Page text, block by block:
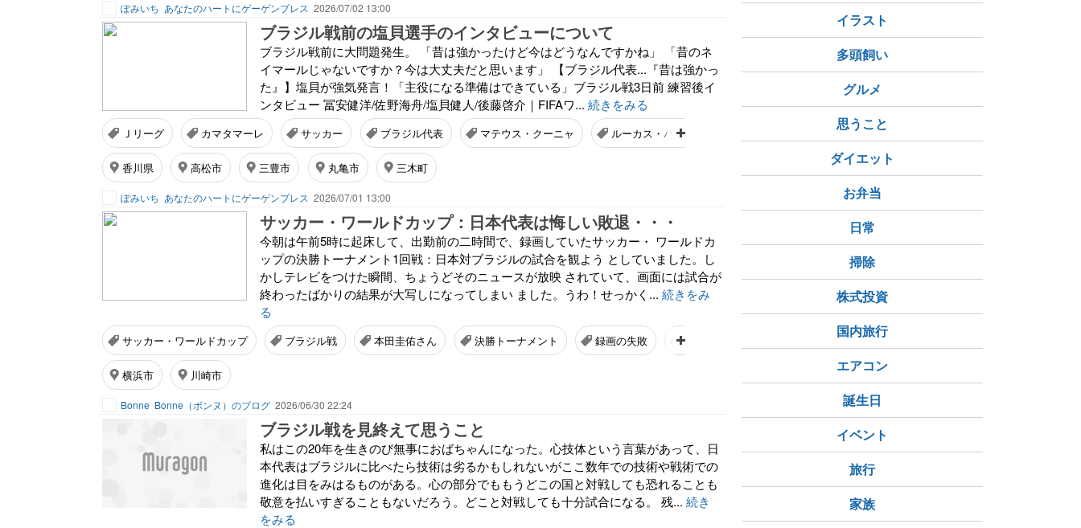
ぽみいち あなたのハートにゲーゲンプレス 2026/07/02 13:00
ブラジル戦前の塩貝選手のインタビューについて
ブラジル戦前に大問題発生。 「昔は強かったけど今はどうなんですかね」 「昔のネ
イマールじゃないですか？今は大丈夫だと思います」 【ブラジル代表...『昔は強かっ
た』】塩貝が強気発言！「主役になる準備はできている」ブラジル戦3日前 練習後イ
ンタビュー 冨安健洋/佐野海舟/塩貝健人/後藤啓介｜FIFAワ... 続きをみる
Ｊリーグ カマタマーレ サッカー ブラジル代表 マテウス・クーニャ ルーカス・パケタ ガブリエウ・マガリャンイス
香川県 高松市 三豊市 丸亀市 三木町
ぽみいち あなたのハートにゲーゲンプレス 2026/07/01 13:00
サッカー・ワールドカップ：日本代表は悔しい敗退・・・
今朝は午前5時に起床して、出勤前の二時間で、録画していたサッカー・ ワールドカ
ップの決勝トーナメント1回戦：日本対ブラジルの試合を観よう としていました。し
かしテレビをつけた瞬間、ちょうどそのニュースが放映 されていて、画面には試合が
終わったばかりの結果が大写しになってしまい ました。うわ！せっかく... 続きをみ
る
サッカー・ワールドカップ ブラジル戦 本田圭佑さん 決勝トーナメント 録画の失敗 大相撲名古屋場所 青椒肉絲定食
横浜市 川崎市
Bonne Bonne（ボンヌ）のブログ 2026/06/30 22:24
ブラジル戦を見終えて思うこと
私はこの20年を生きのび無事におばちゃんになった。心技体という言葉があって、日
本代表はブラジルに比べたら技術は劣るかもしれないがここ数年での技術や戦術での
進化は目をみはるものがある。心の部分でももうどこの国と対戦しても恐れることも
敬意を払いすぎることもないだろう。どこと対戦しても十分試合になる。 残... 続き
をみる
イラスト
多頭飼い
グルメ
思うこと
ダイエット
お弁当
日常
掃除
株式投資
国内旅行
エアコン
誕生日
イベント
旅行
家族